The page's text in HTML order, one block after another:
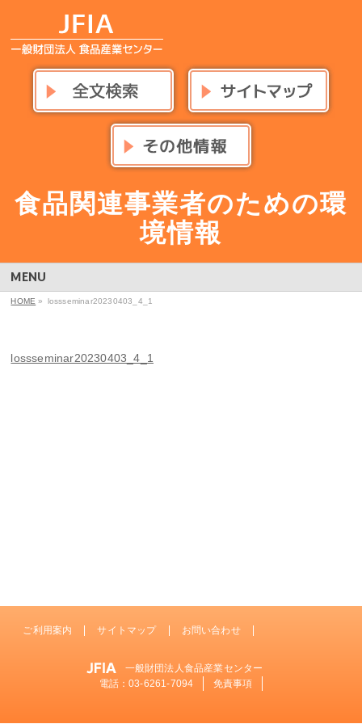
食品関連事業者のための環
境情報
MENU
HOME » lossseminar20230403_4_1
lossseminar20230403_4_1
ご利用案内 サイトマップ お問い合わせ
一般財団法人食品産業センター
電話：03-6261-7094 免責事項